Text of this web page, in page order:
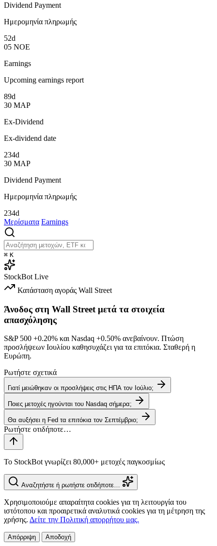
Dividend Payment
Ημερομηνία πληρωμής
52d
05 ΝΟΕ
Earnings
Upcoming earnings report
89d
30 ΜΑΡ
Ex-Dividend
Ex-dividend date
234d
30 ΜΑΡ
Dividend Payment
Ημερομηνία πληρωμής
234d
Μερίσματα Earnings
⌘ K
StockBot Live
Κατάσταση αγοράς Wall Street
Άνοδος στη Wall Street μετά τα στοιχεία
απασχόλησης
S&P 500 +0.20% και Nasdaq +0.50% ανεβαίνουν. Πτώση
προσλήψεων Ιουλίου καθησυχάζει για τα επιτόκια. Σταθερή η
Ευρώπη.
Ρωτήστε σχετικά
Γιατί μειώθηκαν οι προσλήψεις στις ΗΠΑ τον Ιούλιο;
Ποιες μετοχές ηγούνται του Nasdaq σήμερα;
Θα αυξήσει η Fed τα επιτόκια τον Σεπτέμβριο;
Το StockBot γνωρίζει 80,000+ μετοχές παγκοσμίως
Αναζητήστε ή ρωτήστε οτιδήποτε…
Χρησιμοποιούμε απαραίτητα cookies για τη λειτουργία του
ιστότοπου και προαιρετικά αναλυτικά cookies για τη μέτρηση της
χρήσης. Δείτε την Πολιτική απορρήτου μας.
Απόρριψη Αποδοχή